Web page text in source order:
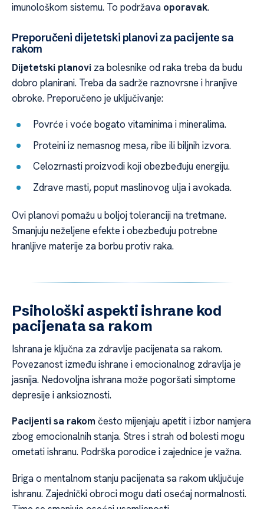
imunološkom sistemu. To podržava oporavak.
Preporučeni dijetetski planovi za pacijente sa
rakom
Dijetetski planovi za bolesnike od raka treba da budu
dobro planirani. Treba da sadrže raznovrsne i hranjive
obroke. Preporučeno je uključivanje:
Povrće i voće bogato vitaminima i mineralima.
Proteini iz nemasnog mesa, ribe ili biljnih izvora.
Celozrnasti proizvodi koji obezbeđuju energiju.
Zdrave masti, poput maslinovog ulja i avokada.
Ovi planovi pomažu u boljoj toleranciji na tretmane.
Smanjuju neželjene efekte i obezbeđuju potrebne
hranljive materije za borbu protiv raka.
Psihološki aspekti ishrane kod
pacijenata sa rakom
Ishrana je ključna za zdravlje pacijenata sa rakom.
Povezanost između ishrane i emocionalnog zdravlja je
jasnija. Nedovoljna ishrana može pogoršati simptome
depresije i anksioznosti.
Pacijenti sa rakom često mijenjaju apetit i izbor namjera
zbog emocionalnih stanja. Stres i strah od bolesti mogu
ometati ishranu. Podrška porodice i zajednice je važna.
Briga o mentalnom stanju pacijenata sa rakom uključuje
ishranu. Zajednički obroci mogu dati osećaj normalnosti.